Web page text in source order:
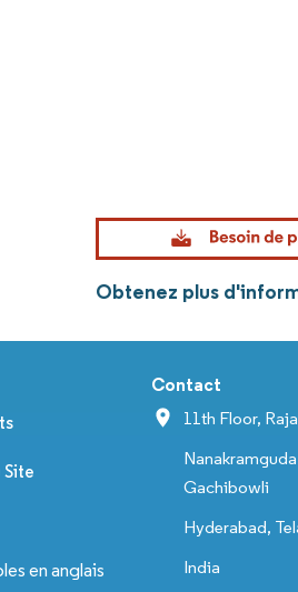
Obtenez plus
Site
en anglais
Contact
11th Floor,
Gachibowli
Hyderabad,
India